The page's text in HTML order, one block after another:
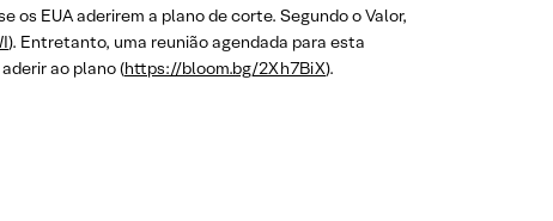
EUA aderirem a plano de corte. Segundo o Valor,
). Entretanto, uma reunião agendada para esta
ao plano (https://bloom.bg/2Xh7BiX).